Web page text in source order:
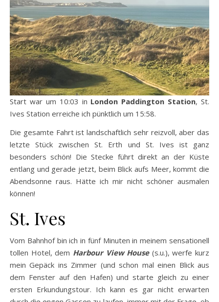
Start war um 10:03 in London Paddington Station, St.
Ives Station erreiche ich pünktlich um 15:58.
Die gesamte Fahrt ist landschaftlich sehr reizvoll, aber das
letzte Stück zwischen St. Erth und St. Ives ist ganz
besonders schön! Die Stecke führt direkt an der Küste
entlang und gerade jetzt, beim Blick aufs Meer, kommt die
Abendsonne raus. Hätte ich mir nicht schöner ausmalen
können!
St. Ives
Vom Bahnhof bin ich in fünf Minuten in meinem sensationell
tollen Hotel, dem Harbour View House(s.u.), werfe kurz
mein Gepäck ins Zimmer (und schon mal einen Blick aus
dem Fenster auf den Hafen) und starte gleich zu einer
ersten Erkundungstour. Ich kann es gar nicht erwarten